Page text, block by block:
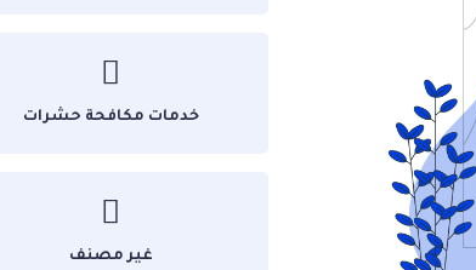
بما فى ذلك المطابخ و الحمامات.لأن إهمال تنظيف
والحديقة وسطح الفيلا و خزانات المياة والأثاث
خدمات مكافحة حشرات
غير مصنف